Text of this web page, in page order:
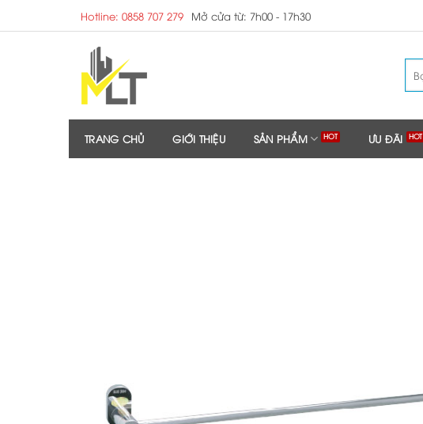
to
Hotline: 0858 707 279 Mở cửa từ: 7h00 - 17h30
TRANG CHỦ GIỚI THIỆU SẢN PHẨM ƯU ĐÃI